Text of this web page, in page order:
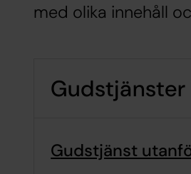
med olika innehåll
Gudstjänst